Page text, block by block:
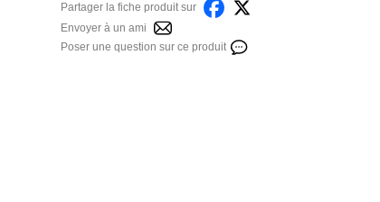
Partager la fiche produit sur
Envoyer à un ami
Poser une question sur ce produit